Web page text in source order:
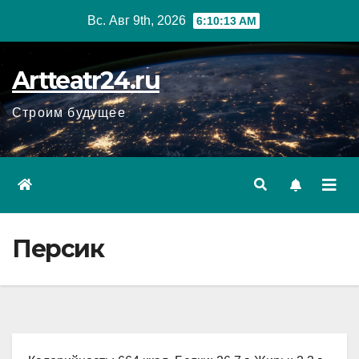
Вс. Авг 9th, 2026 6:10:14 AM
Artteatr24.ru
Строим будущее
Персик